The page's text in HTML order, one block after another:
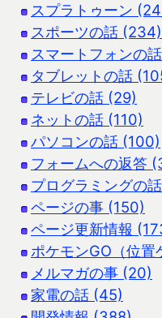
スプラトゥーン
スポーツの話 (234)
スマートフォンの
タブレットの話
テレビの話 (29)
ネットの話 (110)
パソコンの話 (100)
フォームへの返答
プログラミングの
ページの事 (150)
ページ更新情報
ポケモンGO（位置
メルマガの事 (20)
家電の話 (45)